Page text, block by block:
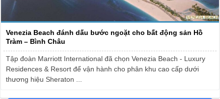
Venezia Beach đánh dấu bước ngoặt cho bất động sản Hồ
Tràm – Bình Châu
Tập đoàn Marriott International đã chọn Venezia Beach - Luxury
Residences & Resort để vận hành cho phân khu cao cấp dưới
thương hiệu Sheraton ...